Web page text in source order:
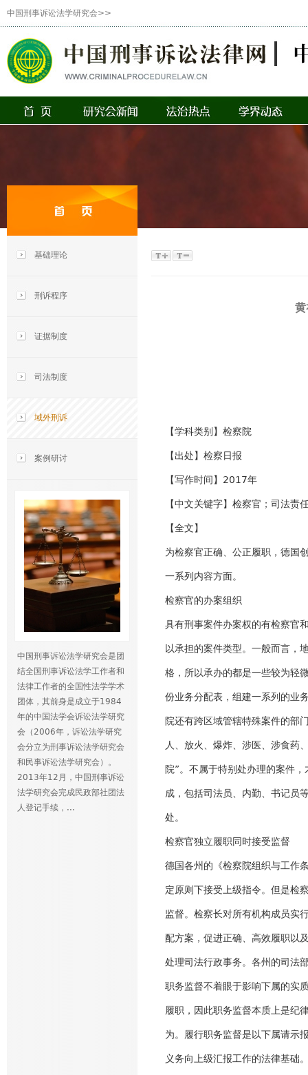
中国刑事诉讼法学研究会>>
基础理论
刑诉程序
证据制度
司法制度
域外刑诉
案例研讨
中国刑事诉讼法学研究会是团
结全国刑事诉讼法学工作者和
法律工作者的全国性法学学术
团体，其前身是成立于1984
年的中国法学会诉讼法学研究
会（2006年，诉讼法学研究
会分立为刑事诉讼法学研究会
和民事诉讼法学研究会）。
2013年12月，中国刑事诉讼
法学研究会完成民政部社团法
人登记手续，...
【学科类别】检察院
【出处】检察日报
【写作时间】2017年
【中文关键字】检察官；司法责
【全文】
为检察官正确、公正履职，德国
一系列内容方面。
检察官的办案组织
具有刑事案件办案权的有检察官
以承担的案件类型。一般而言，
格，所以承办的都是一些较为轻
份业务分配表，组建一系列的业
院还有跨区域管辖特殊案件的部
人、放火、爆炸、涉医、涉食药
院”。不属于特别处办理的案件
成，包括司法员、内勤、书记员
处。
检察官独立履职同时接受监督
德国各州的《检察院组织与工作
定原则下接受上级指令。但是检
监督。检察长对所有机构成员实
配方案，促进正确、高效履职以
处理司法行政事务。各州的司法
职务监督不着眼于影响下属的实
履职，因此职务监督本质上是纪
为。履行职务监督是以下属请示
义务向上级汇报工作的法律基础